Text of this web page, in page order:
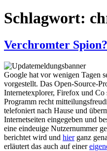
Schlagwort:
Verchromter Spion?
Google hat vor wenigen Tagen
vorgestellt. Das Open-Source-
Internetexplorer, Firefox und Co
Programm recht
telefoniert nach Hause und
Internetseiten eingegeben und
eine eindeuige Nutzernummer
berichtet wird und hierganz
erläutert das auch auf einer